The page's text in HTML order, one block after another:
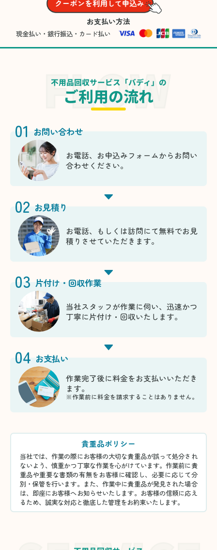
お支払い方法
現金払い・銀行振込・カード払い
不用品回収サービス「バディ」の
ご利用の流れ
01 お問い合わせ
お電話、お申込みフォームからお問い
合わせください。
02 お見積り
お電話、もしくは訪問にて無料でお見
積りさせていただきます。
03 片付け・回収作業
当社スタッフが作業に伺い、迅速かつ
丁寧に片付け・回収いたします。
04 お支払い
作業完了後に料金をお支払いいただき
ます。
※作業前に料金を請求することはありません。
貴重品ポリシー
当社では、作業の際にお客様の大切な貴重品が誤って処分され
ないよう、慎重かつ丁寧な作業を心がけています。作業前に貴
重品や重要な書類の有無をお客様に確認し、必要に応じて分
別・保管を行います。また、作業中に貴重品が発見された場合
は、即座にお客様へお知らせいたします。お客様の信頼に応え
るため、誠実な対応と徹底した管理をお約束いたします。